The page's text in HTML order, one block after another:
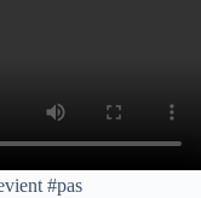
#pas